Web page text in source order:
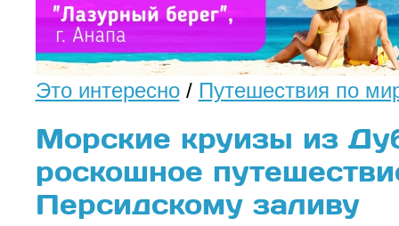
Это интересно/ Путешествия по
Морские круизы из
роскошное
Персидскому заливу